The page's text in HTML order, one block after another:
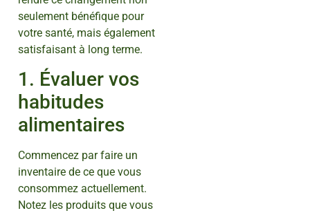
seulement bénéfique pour
votre santé, mais également
satisfaisant à long terme.
1. Évaluer vos
habitudes
alimentaires
Commencez par faire un
inventaire de ce que vous
consommez actuellement.
Notez les produits que vous